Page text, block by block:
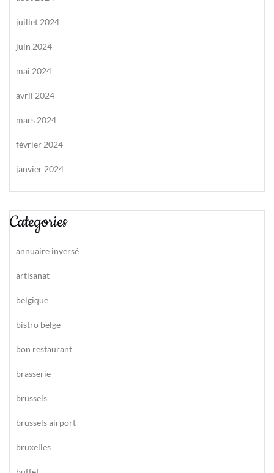
juillet 2024
juin 2024
mai 2024
avril 2024
mars 2024
février 2024
janvier 2024
Categories
annuaire inversé
artisanat
belgique
bistro belge
bon restaurant
brasserie
brussels
brussels airport
bruxelles